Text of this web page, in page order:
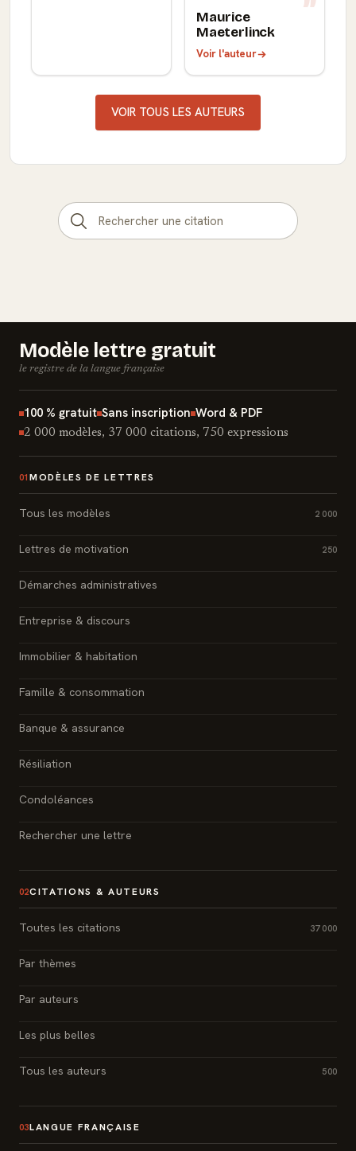
Maurice
Maeterlinck
Voir l'auteur
VOIR TOUS LES AUTEURS
Modèle lettre gratuit
le registre de la langue française
100 % gratuit Sans inscription Word & PDF
2 000 modèles, 37 000 citations, 750 expressions
01 MODÈLES DE LETTRES
Tous les modèles 2 000
Lettres de motivation 250
Démarches administratives
Entreprise & discours
Immobilier & habitation
Famille & consommation
Banque & assurance
Résiliation
Condoléances
Rechercher une lettre
02CITATIONS & AUTEURS
Toutes les citations 37 000
Par thèmes
Par auteurs
Les plus belles
Tous les auteurs 500
03LANGUE FRANÇAISE